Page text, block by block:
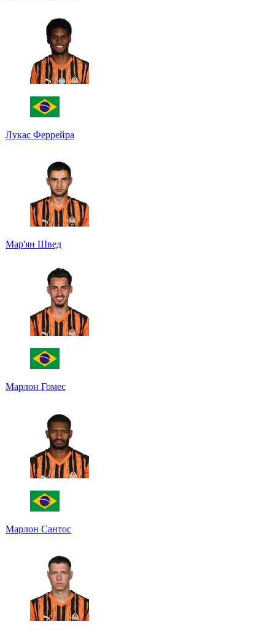
Лукас Феррейра
Мар'ян Швед
Марлон Гомес
Марлон Сантос